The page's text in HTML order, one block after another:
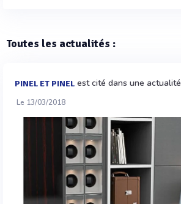
Toutes les actualités :
PINEL ET PINEL est cité dans une actualité
Le 13/03/2018